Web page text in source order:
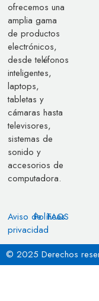
ofrecemos una
amplia gama
de productos
electrónicos,
desde teléfonos
inteligentes,
laptops,
tabletas y
cámaras hasta
televisores,
sistemas de
sonido y
accesorios de
computadora.
Aviso de
privacidad
Políticas
FAQS
© 2025 Derechos